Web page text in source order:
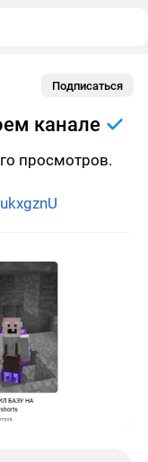
Подписаться
канале
просмотров.